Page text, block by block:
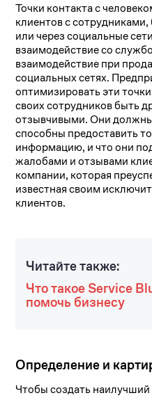
Точки контакта с
клиентов с
или через социальные
взаимодействие со
взаимодействие при
социальных сетях.
оптимизировать эти
своих сотрудников быть
отзывчивыми. Они должны
способны предоставить
информацию, и что они
жалобами и отзывами
компании, которая
известная своим
клиентов.
Читайте также:
Что такое Service
помочь бизнесу
Определение и
Чтобы создать